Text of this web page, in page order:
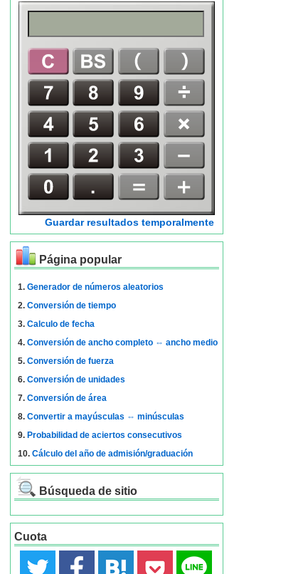
Guardar resultados temporalmente
Página popular
1. Generador de números aleatorios
2. Conversión de tiempo
3. Calculo de fecha
4. Conversión de ancho completo ⇔ ancho medio
5. Conversión de fuerza
6. Conversión de unidades
7. Conversión de área
8. Convertir a mayúsculas ⇔ minúsculas
9. Probabilidad de aciertos consecutivos
10. Cálculo del año de admisión/graduación
Búsqueda de sitio
Cuota